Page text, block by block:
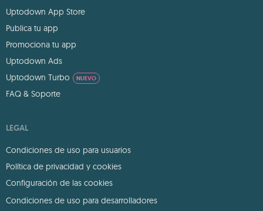
Uptodown App Store
Publica tu app
Promociona tu app
Uptodown Ads
Uptodown Turbo
NUEVO
FAQ & Soporte
LEGAL
Condiciones de uso para usuarios
Política de privacidad y cookies
Configuración de las cookies
Condiciones de uso para desarrolladores